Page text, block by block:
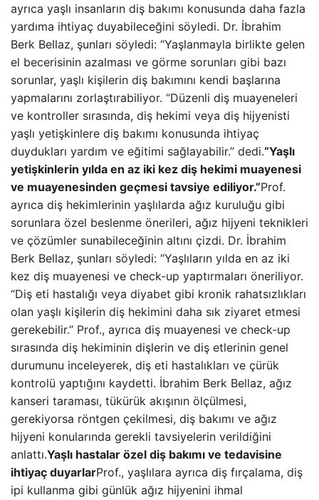
ayrıca yaşlı insanların diş bakımı konusunda daha fazla
yardıma ihtiyaç duyabileceğini söyledi. Dr. İbrahim
Berk Bellaz, şunları söyledi: “Yaşlanmayla birlikte gelen
el becerisinin azalması ve görme sorunları gibi bazı
sorunlar, yaşlı kişilerin diş bakımını kendi başlarına
yapmalarını zorlaştırabiliyor. “Düzenli diş muayeneleri
ve kontroller sırasında, diş hekimi veya diş hijyenisti
yaşlı yetişkinlere diş bakımı konusunda ihtiyaç
duydukları yardım ve eğitimi sağlayabilir.” dedi.“Yaşlı
yetişkinlerin yılda en az iki kez diş hekimi muayenesi
ve muayenesinden geçmesi tavsiye ediliyor.”Prof.
ayrıca diş hekimlerinin yaşlılarda ağız kuruluğu gibi
sorunlara özel beslenme önerileri, ağız hijyeni teknikleri
ve çözümler sunabileceğinin altını çizdi. Dr. İbrahim
Berk Bellaz, şunları söyledi: “Yaşlıların yılda en az iki
kez diş muayenesi ve check-up yaptırmaları öneriliyor.
“Diş eti hastalığı veya diyabet gibi kronik rahatsızlıkları
olan yaşlı kişilerin diş hekimini daha sık ziyaret etmesi
gerekebilir.” Prof., ayrıca diş muayenesi ve check-up
sırasında diş hekiminin dişlerin ve diş etlerinin genel
durumunu inceleyerek, diş eti hastalıkları ve çürük
kontrolü yaptığını kaydetti. İbrahim Berk Bellaz, ağız
kanseri taraması, tükürük akışının ölçülmesi,
gerekiyorsa röntgen çekilmesi, diş bakımı ve ağız
hijyeni konularında gerekli tavsiyelerin verildiğini
anlattı.Yaşlı hastalar özel diş bakımı ve tedavisine
ihtiyaç duyarlarProf., yaşlılara ayrıca diş fırçalama, diş
ipi kullanma gibi günlük ağız hijyenini ihmal